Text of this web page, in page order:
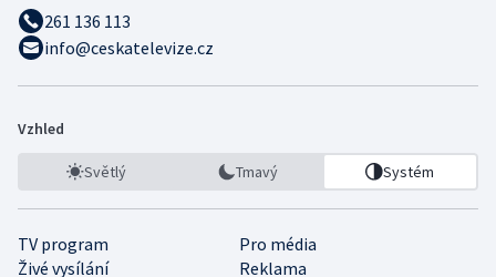
261 136 113
info@ceskatelevize.cz
Vzhled
Světlý Tmavý Systém
TV program
Pro média
Živé vysílání
Reklama